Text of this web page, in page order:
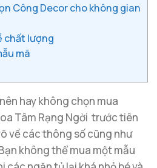
Công Decor cho không gian
chất lượng
mã
hay không chọn mua
Tâm Rạng Ngời trước tiên
về các thông số cũng như
không thể mua một mẫu